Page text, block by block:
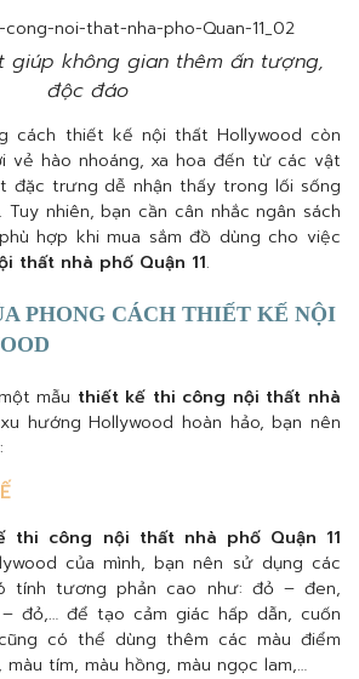
giúp không gian thêm ấn tượng,
độc đáo
cách thiết kế nội thất Hollywood còn
vẻ hào nhoáng, xa hoa đến từ các vật
đặc trưng dễ nhận thấy trong lối sống
nhiên, bạn cần cân nhắc ngân sách
hợp khi mua sắm đồ dùng cho việc
thất nhà phố Quận 11.
PHONG CÁCH THIẾT KẾ NỘI
mẫu thiết kế thi công nội thất nhà
hướng Hollywood hoàn hảo, bạn nên
thi công nội thất nhà phố Quận 11
của mình, bạn nên sử dụng các
tính tương phản cao như: đỏ – đen,
đỏ,… để tạo cảm giác hấp dẫn, cuốn
có thể dùng thêm các màu điểm
tím, màu hồng, màu ngọc lam,…